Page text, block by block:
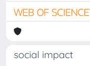
social impact